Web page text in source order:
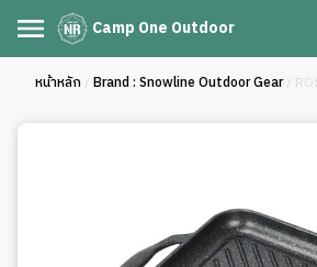
Camp One Outdoor
หน้าหลัก / Brand : Snowline Outdoor Gear/